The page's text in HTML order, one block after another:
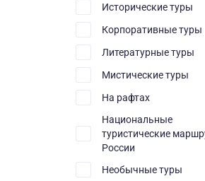
Исторические туры
Корпоративные туры
Литературные туры
Мистические туры
На рафтах
Национальные
туристические
России
Необычные туры